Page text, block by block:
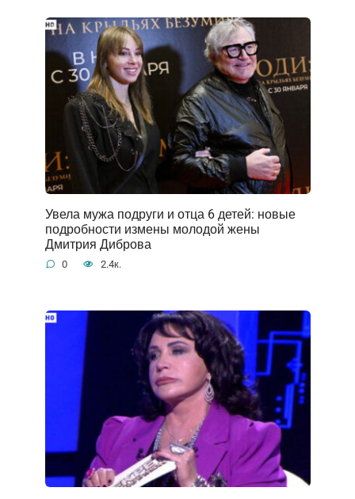
Увела мужа подруги и отца 6 детей: новые
подробности измены молодой жены
Дмитрия Диброва
0 2.4к.